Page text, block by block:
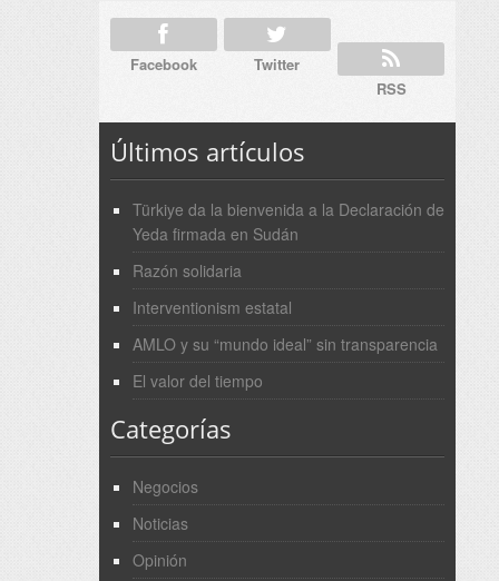
Facebook
Twitter
RSS
Últimos artículos
Türkiye da la bienvenida a la Declaración de
Yeda firmada en Sudán
Razón solidaria
Interventionism estatal
AMLO y su “mundo ideal” sin transparencia
El valor del tiempo
Categorías
Negocios
Noticias
Opinión